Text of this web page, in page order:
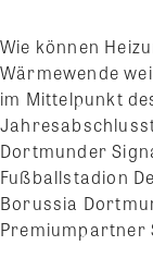
Wie können
Wärmewende
im Mittelpunkt
Dortmunder
Fußballstadion
Borussia
Premiumpartner